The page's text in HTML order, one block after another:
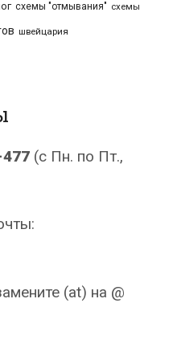
схемы "отмывания" схемы
швейцария
(с Пн. по Пт.,
(at) на @